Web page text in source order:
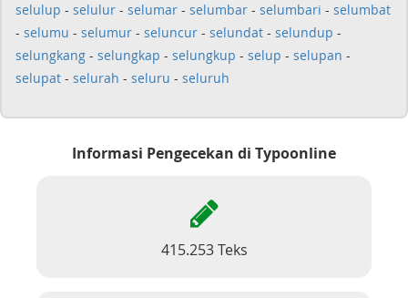
selulup - selulur - selumar - selumbar - selumbari - selumbat
- selumu - selumur - seluncur - selundat - selundup -
selungkang - selungkap - selungkup - selup - selupan -
selupat - selurah - seluru - seluruh
Informasi Pengecekan di Typoonline
415.253 Teks